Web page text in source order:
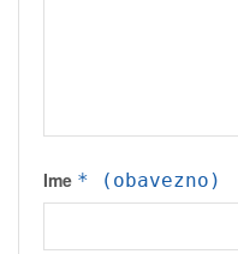
Ime * (obavezno)